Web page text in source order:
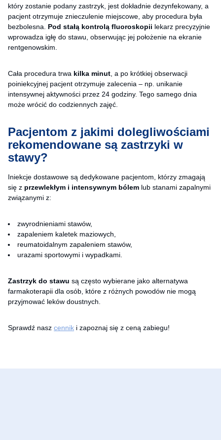
który zostanie podany zastrzyk, jest dokładnie dezynfekowany, a
pacjent otrzymuje znieczulenie miejscowe, aby procedura była
bezbolesna. Pod stałą kontrolą fluoroskopii lekarz precyzyjnie
wprowadza igłę do stawu, obserwując jej położenie na ekranie
rentgenowskim.
Cała procedura trwa kilka minut , a po krótkiej obserwacji
poiniekcyjnej pacjent otrzymuje zalecenia – np. unikanie
intensywnej aktywności przez 24 godziny. Tego samego dnia
może wrócić do codziennych zajęć.
Pacjentom z jakimi dolegliwościami
rekomendowane są zastrzyki w
stawy?
Iniekcje dostawowe są dedykowane pacjentom, którzy zmagają
się z przewlekłym i intensywnym bólem lub stanami zapalnymi
związanymi z:
zwyrodnieniami stawów,
zapaleniem kaletek maziowych,
reumatoidalnym zapaleniem stawów,
urazami sportowymi i wypadkami.
Zastrzyk do stawu są często wybierane jako alternatywa
farmakoterapii dla osób, które z różnych powodów nie mogą
przyjmować leków doustnych.
Sprawdź nasz cennik i zapoznaj się z ceną zabiegu!